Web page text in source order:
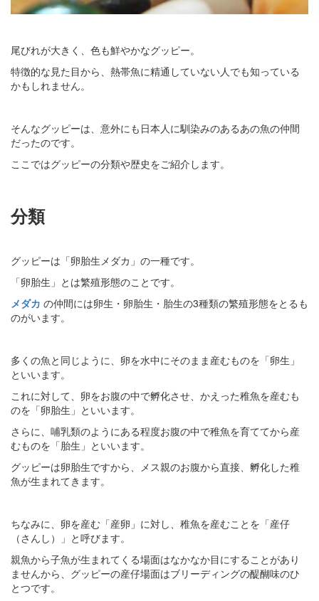
尾びれが大きく、色も鮮やかなグッピー。
特徴的な見た目から、熱帯魚に精通していない人でも知っている
かもしれません。
そんなグッピーは、意外にも日本人に馴染みのあるあの魚の仲間
だったのです。
ここではグッピーの分類や歴史をご紹介します。
分類
グッピーは「卵胎生メダカ」の一種です。
「卵胎生」とは繁殖形態のことです。
メダカ の仲間には卵生・卵胎生・胎生の3種類の繁殖形態をとるも
のがいます。
多くの魚と同じように、卵を水中にそのまま産むものを「卵生」
といいます。
これに対して、卵をお腹の中で孵化させ、かえった稚魚を産むも
のを「卵胎生」といいます。
さらに、哺乳類のようにある程度お腹の中で稚魚を育ててから産
むものを「胎生」といいます。
グッピーは卵胎生ですから、メス親のお腹から直接、孵化した稚
魚が生まれてきます。
ちなみに、卵を産む「産卵」に対し、稚魚を産むことを「産仔
（さんし）」と呼びます。
親魚から子魚が生まれてくる場面はなかなか目にすることがあり
ませんから、グッピーの産仔場面はブリーディングの醍醐味のひ
とつです。